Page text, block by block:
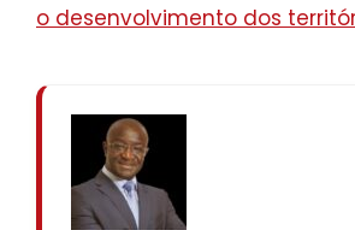
o desenvolvimento dos